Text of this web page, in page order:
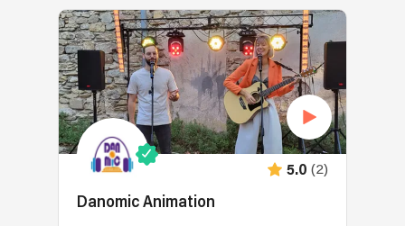
5.0 (2)
Danomic Animation